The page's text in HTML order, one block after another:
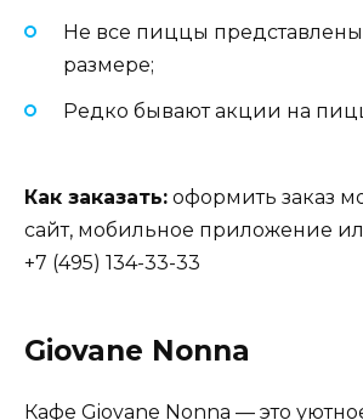
Не все пиццы
размере;
Редко бывают акции на
Как заказать: оформить заказ
сайт, мобильное приложение
+7 (495) 134-33-33
Giovane Nonna
Кафе Giovane Nonna — это